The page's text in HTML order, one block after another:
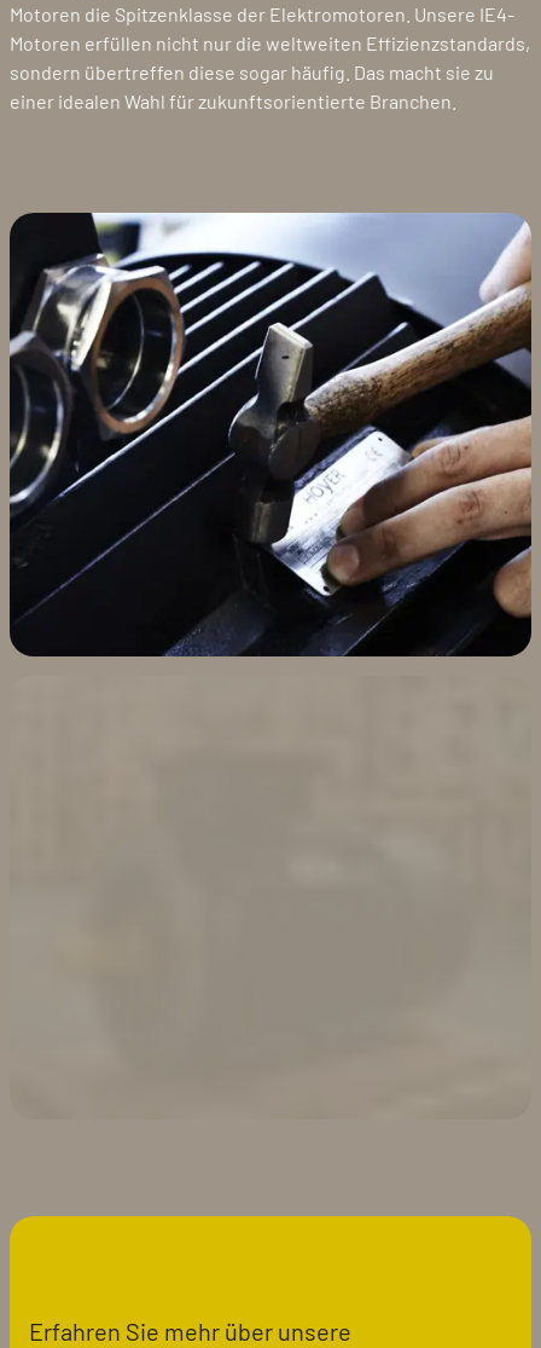
Motoren die Spitzenklasse der Elektromotoren. Unsere IE4-
Motoren erfüllen nicht nur die weltweiten Effizienzstandards,
sondern übertreffen diese sogar häufig. Das macht sie zu
einer idealen Wahl für zukunftsorientierte Branchen.
Erfahren Sie mehr über unsere